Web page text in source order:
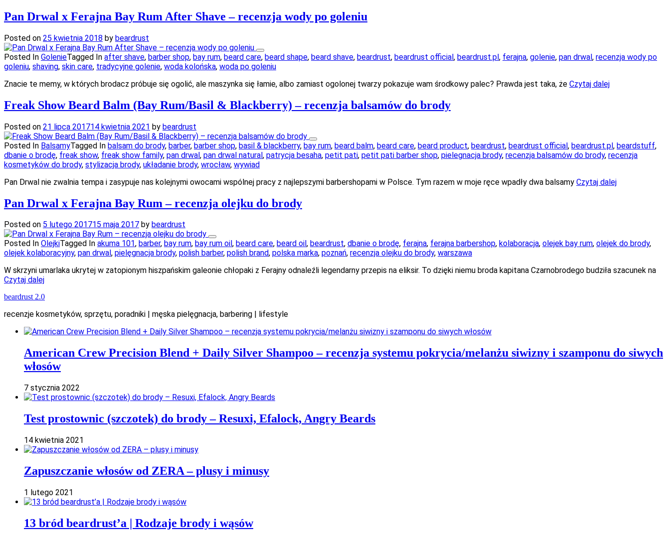
Pan Drwal x Ferajna Bay Rum After Shave – recenzja wody po goleniu
Posted on 25 kwietnia 2018 by beardrust
Posted In GolenieTagged In after shave, barber shop, bay rum, beard care, beard shape, beard shave, beardrust, beardrust official, beardrust.pl, ferajna, golenie, pan drwal, recenzja wody po
goleniu, shaving, skin care, tradycyjne golenie, woda kolońska, woda po goleniu
Znacie te memy, w których brodacz próbuje się ogolić, ale maszynka się łamie, albo zamiast ogolonej twarzy pokazuje wam środkowy palec? Prawda jest taka, że Czytaj dalej
Freak Show Beard Balm (Bay Rum/Basil & Blackberry) – recenzja balsamów do brody
Posted on 21 lipca 201714 kwietnia 2021 by beardrust
Posted In BalsamyTagged In balsam do brody, barber, barber shop, basil & blackberry, bay rum, beard balm, beard care, beard product, beardrust, beardrust official, beardrust.pl, beardstuff,
dbanie o brodę, freak show, freak show family, pan drwal, pan drwal natural, patrycja besaha, petit pati, petit pati barber shop, pielegnacja brody, recenzja balsamów do brody, recenzja
kosmetyków do brody, stylizacja brody, układanie brody, wrocław, wywiad
Pan Drwal nie zwalnia tempa i zasypuje nas kolejnymi owocami wspólnej pracy z najlepszymi barbershopami w Polsce. Tym razem w moje ręce wpadły dwa balsamy Czytaj dalej
Pan Drwal x Ferajna Bay Rum – recenzja olejku do brody
Posted on 5 lutego 201715 maja 2017 by beardrust
Posted In OlejkiTagged In akuma 101, barber, bay rum, bay rum oil , beard care, beard oil , beardrust, dbanie o brodę, ferajna, ferajna barbershop, kolaboracja, olejek bay rum, olejek do brody,
olejek kolaboracyjny, pan drwal , pielęgnacja brody, polish barber, polish brand, polska marka, poznań, recenzja olejku do brody, warszawa
W skrzyni umarlaka ukrytej w zatopionym hiszpańskim galeonie chłopaki z Ferajny odnaleźli legendarny przepis na eliksir. To dzięki niemu broda kapitana Czarnobrodego budziła szacunek na
Czytaj dalej
beardrust 2.0
recenzje kosmetyków, sprzętu, poradniki | męska pielęgnacja, barbering | lifestyle
American Crew Precision Blend + Daily Silver Shampoo – recenzja systemu pokrycia/melanżu siwizny i szamponu do siwych
włosów
7 stycznia 2022
Test prostownic (szczotek) do brody – Resuxi, Efalock, Angry Beards
14 kwietnia 2021
Zapuszczanie włosów od ZERA – plusy i minusy
1 lutego 2021
13 bród beardrust’a | Rodzaje brody i wąsów